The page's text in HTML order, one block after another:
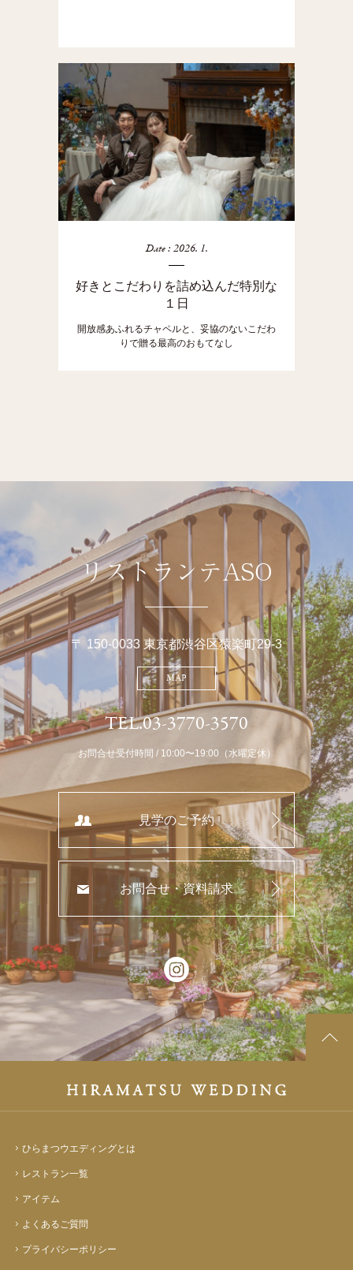
Date : 2026. 1.
好きとこだわりを詰め込んだ特別な
１日
開放感あふれるチャペルと、妥協のないこだわ
りで贈る最高のおもてなし
リストランテASO
〒 150-0033 東京都渋谷区猿楽町29-3
MAP
TEL.03-3770-3570
お問合せ受付時間 / 10:00〜19:00（水曜定休）
見学のご予約
お問合せ・資料請求
ひらまつウエディングとは
レストラン一覧
アイテム
よくあるご質問
プライバシーポリシー